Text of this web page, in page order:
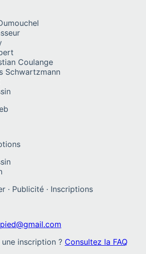
Coulange
Schwartzmann
· Publicité · Inscriptions
inscription ? Consultez la FAQ